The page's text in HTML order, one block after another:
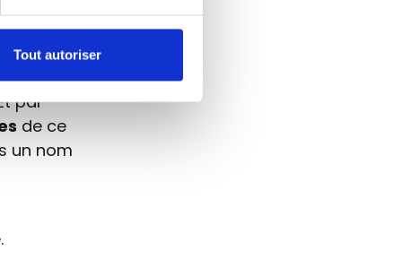
Tout autoriser
un
ce
par
de ce
un nom